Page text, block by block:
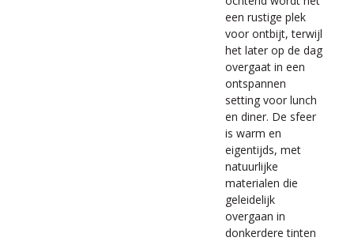
een rustige plek
voor ontbijt, terwijl
het later op de dag
overgaat in een
ontspannen
setting voor lunch
en diner. De sfeer
is warm en
eigentijds, met
natuurlijke
materialen die
geleidelijk
overgaan in
donkerdere tinten